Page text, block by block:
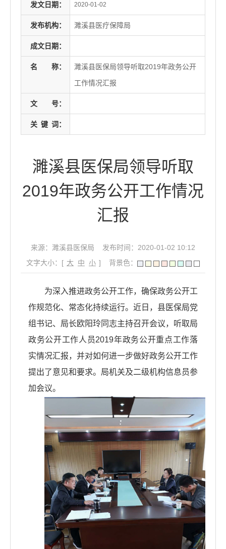
发文日期： 2020-01-02
发布机构： 濉溪县医疗保障局
成文日期：
名 称：
濉溪县医保局领导听取2019年政务公开
工作情况汇报
文 号：
关 键 词：
濉溪县医保局领导听取
2019年政务公开工作情况
汇报
来源：濉溪县医保局
发布时间：2020-01-02 10:12
文字大小：[ 大 中 小 ] 背景色：
为深入推进政务公开工作，确保政务公开工
作规范化、常态化持续运行。近日，县医保局党
组书记、局长欧阳玲同志主持召开会议，听取局
政务公开工作人员2019年政务公开重点工作落
实情况汇报，并对如何进一步做好政务公开工作
提出了意见和要求。局机关及二级机构信息员参
加会议。